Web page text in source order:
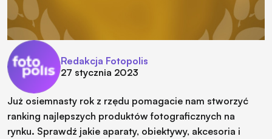
Redakcja Fotopolis
27 stycznia 2023
Już osiemnasty rok z rzędu pomagacie nam stworzyć
ranking najlepszych produktów fotograficznych na
rynku. Sprawdź jakie aparaty, obiektywy, akcesoria i